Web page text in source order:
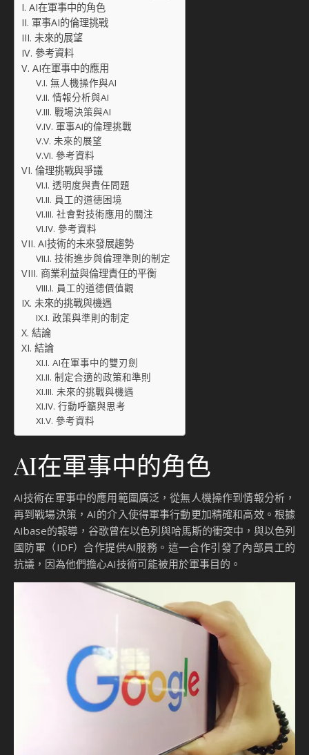
AI在軍事中的角色
軍事AI的倫理挑戰
未來的展望
參考資料
AI在軍事中的應用
無人機操作與AI
情報分析與AI
戰場決策與AI
軍事AI的倫理挑戰
未來的展望
參考資料
倫理挑戰與爭議
透明度與責任問題
員工的道德困境
社會對技術應用的關注
參考資料
AI技術的未來發展趨勢
技術進步與倫理準則的制定
商業利益與倫理責任的平衡
員工的道德價值觀
未來的挑戰與機遇
政策與準則的制定
結論
結論
AI在軍事中的雙刃劍
制定合適的政策和準則
未來的挑戰與機遇
行動呼籲與思考
參考資料
AI在軍事中的角色
AI技術在軍事中的應用範圍廣泛，從無人機操作到情報分析，
再到戰場決策，AI的介入使得軍事行動更加精確和高效。根據
AIbase的報導，谷歌曾在以色列與哈馬斯的衝突中，與以色列
國防軍（IDF）合作提供AI服務。這一合作引發了內部員工的
抗議，因為他們擔心AI技術可能被用於軍事目的。